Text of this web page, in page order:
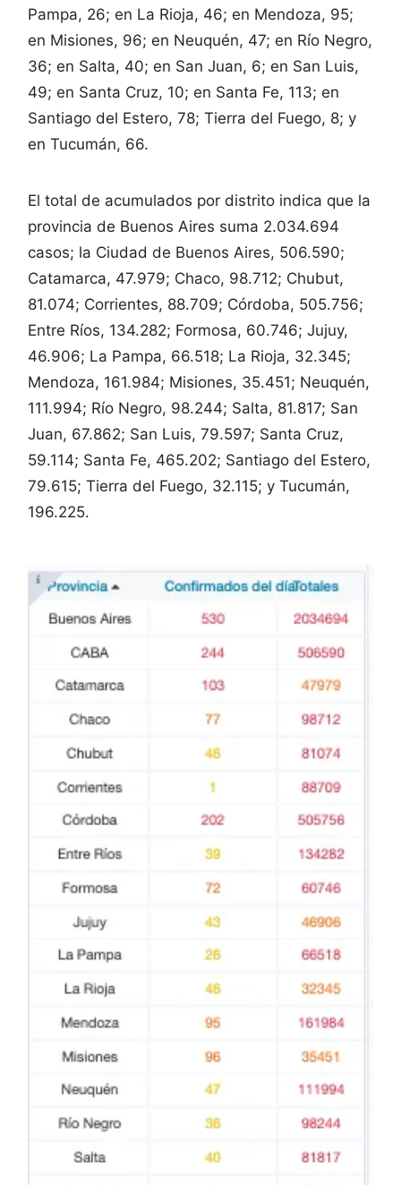
Pampa, 26; en La Rioja, 46; en Mendoza, 95;
en Misiones, 96; en Neuquén, 47; en Río Negro,
36; en Salta, 40; en San Juan, 6; en San Luis,
49; en Santa Cruz, 10; en Santa Fe, 113; en
Santiago del Estero, 78; Tierra del Fuego, 8; y
en Tucumán, 66.
El total de acumulados por distrito indica que la
provincia de Buenos Aires suma 2.034.694
casos; la Ciudad de Buenos Aires, 506.590;
Catamarca, 47.979; Chaco, 98.712; Chubut,
81.074; Corrientes, 88.709; Córdoba, 505.756;
Entre Ríos, 134.282; Formosa, 60.746; Jujuy,
46.906; La Pampa, 66.518; La Rioja, 32.345;
Mendoza, 161.984; Misiones, 35.451; Neuquén,
111.994; Río Negro, 98.244; Salta, 81.817; San
Juan, 67.862; San Luis, 79.597; Santa Cruz,
59.114; Santa Fe, 465.202; Santiago del Estero,
79.615; Tierra del Fuego, 32.115; y Tucumán,
196.225.